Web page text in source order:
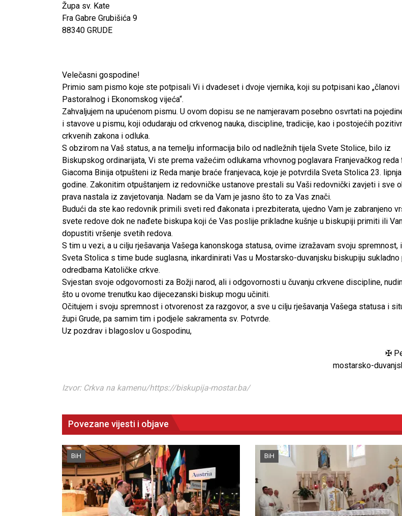
Župa sv. Kate
Fra Gabre Grubišića 9
88340 GRUDE
Velečasni gospodine!
Primio sam pismo koje ste potpisali Vi i dvadeset i dvoje vjernika, koji su potpisani kao „članovi
Pastoralnog i Ekonomskog vijeća“.
Zahvaljujem na upućenom pismu. U ovom dopisu se ne namjeravam posebno osvrtati na
i stavove u pismu, koji odudaraju od crkvenog nauka, discipline, tradicije, kao i postojećih
crkvenih zakona i odluka.
S obzirom na Vaš status, a na temelju informacija bilo od nadležnih tijela Svete Stolice, bilo iz
Biskupskog ordinarijata, Vi ste prema važećim odlukama vrhovnog poglavara Franjevačkog reda
Giacoma Binija otpušteni iz Reda manje braće franjevaca, koje je potvrdila Sveta Stolica 23.
godine. Zakonitim otpuštanjem iz redovničke ustanove prestali su Vaši redovnički zavjeti i sve
prava nastala iz zavjetovanja. Nadam se da Vam je jasno što to za Vas znači.
Budući da ste kao redovnik primili sveti red đakonata i prezbiterata, ujedno Vam je zabranjeno
svete redove dok ne nađete biskupa koji će Vas poslije prikladne kušnje u biskupiji primiti ili
dopustiti vršenje svetih redova.
S tim u vezi, a u cilju rješavanja Vašega kanonskoga statusa, ovime izražavam svoju spremnost,
Sveta Stolica s time bude suglasna, inkardinirati Vas u Mostarsko-duvanjsku biskupiju sukladno
odredbama Katoličke crkve.
Svjestan svoje odgovornosti za Božji narod, ali i odgovornosti u čuvanju crkvene discipline,
što u ovome trenutku kao dijecezanski biskup mogu učiniti.
Očitujem i svoju spremnost i otvorenost za razgovor, a sve u cilju rješavanja Vašega statusa i
župi Grude, pa samim tim i podjele sakramenta sv. Potvrde.
Uz pozdrav i blagoslov u Gospodinu,
✠
mostarsko-
Izvor: Crkva na kamenu/https://biskupija-mostar.ba/
Povezane vijesti i objave
BiH BiH
CNAK
Kad se nasilje pretvara u optužnicu Smrtovdan nadbiskupa Petra Čule